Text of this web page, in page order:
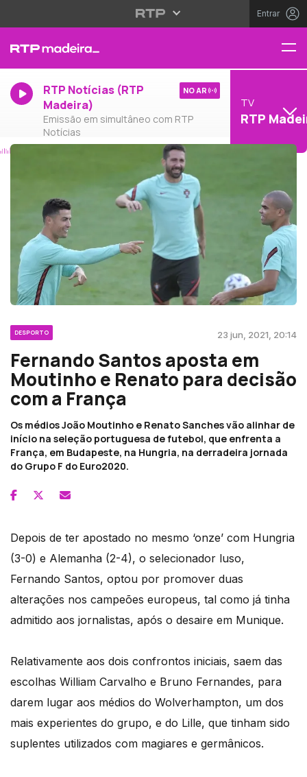
Entrar
RTP Notícias (RTP
Madeira)
Emissão em simultâneo com RTP
Notícias
NO AR
TV
RTP
DESPORTO 23 jun, 2021, 20:14
Fernando Santos aposta em
Moutinho e Renato para decisão
com a França
Os médios João Moutinho e Renato Sanches vão alinhar de
início na seleção portuguesa de futebol, que enfrenta a
França, em Budapeste, na Hungria, na derradeira jornada
do Grupo F do Euro2020.
Depois de ter apostado no mesmo ‘onze’ com Hungria
(3-0) e Alemanha (2-4), o selecionador luso,
Fernando Santos, optou por promover duas
alterações nos campeões europeus, tal como já tinha
admitido aos jornalistas, após o desaire em Munique.
Relativamente aos dois confrontos iniciais, saem das
escolhas William Carvalho e Bruno Fernandes, para
darem lugar aos médios do Wolverhampton, um dos
mais experientes do grupo, e do Lille, que tinham sido
suplentes utilizados com magiares e germânicos.